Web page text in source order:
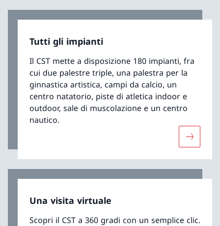
Tutti gli impianti
Il CST mette a disposizione 180 impianti, fra
cui due palestre triple, una palestra per la
ginnastica artistica, campi da calcio, un
centro natatorio, piste di atletica indoor e
outdoor, sale di muscolazione e un centro
nautico.
Una visita virtuale
Scopri il CST a 360 gradi con un semplice clic.